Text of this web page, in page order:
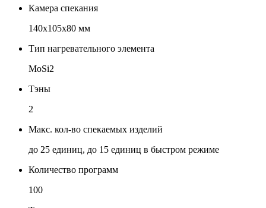
Камера спекания
140x105х80 мм
Тип нагревательного элемента
MoSi2
Тэны
2
Макс. кол-во спекаемых изделий
до 25 единиц, до 15 единиц в быстром режиме
Количество программ
100